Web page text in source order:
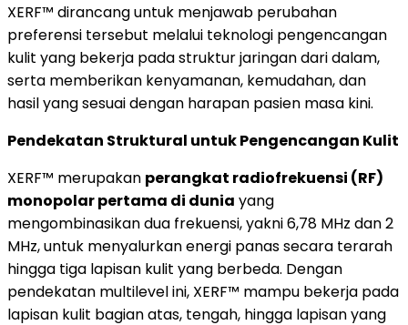
XERF™ dirancang untuk menjawab perubahan
preferensi tersebut melalui teknologi pengencangan
kulit yang bekerja pada struktur jaringan dari dalam,
serta memberikan kenyamanan, kemudahan, dan
hasil yang sesuai dengan harapan pasien masa kini.
Pendekatan Struktural untuk Pengencangan Kulit
XERF™ merupakan perangkat radiofrekuensi (RF)
monopolar pertama di dunia yang
mengombinasikan dua frekuensi, yakni 6,78 MHz dan 2
MHz, untuk menyalurkan energi panas secara terarah
hingga tiga lapisan kulit yang berbeda. Dengan
pendekatan multilevel ini, XERF™ mampu bekerja pada
lapisan kulit bagian atas, tengah, hingga lapisan yang